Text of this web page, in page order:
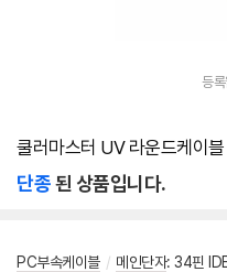
등
쿨러마스터 UV 라운드케이
단종된 상품입니다.
PC부속케이블 / 메인단자: 34핀